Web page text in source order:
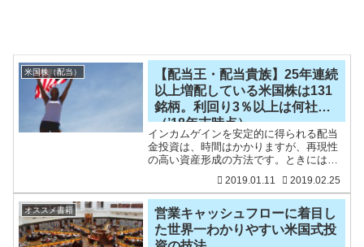
米国株（配当）
【配当王・配当貴族】25年連続
以上増配している米国株は131
銘柄。利回り3％以上は何社？
（’18年末時点）
インカムゲインを安定的に得られる配当
金投資は、時間はかかりますが、再現性
の高い資産形成の方法です。ときには、
す。世界最大市場である米国株は、株主
還元に積極的なグローバル企業が多いた
め、「連続増配」といって毎
2019.01.11 2019.02.25
オススメ書籍
営業キャッシュフローに着目し
た世界一わかりやすい米国式投